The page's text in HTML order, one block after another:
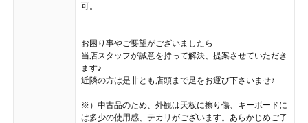
可。
お困り事やご要望がございましたら
当店スタッフが誠意を持って解決、提案させていただき
ます♪
近隣の方は是非とも店頭まで足をお運び下さいませ♪
※）中古品のため、外観は天板に擦り傷、キーボードに
は多少の使用感、テカリがございます。あらかじめご了